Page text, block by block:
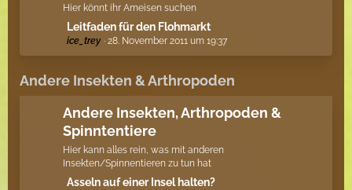
ä
g
e
z
e
i
r
ä
g
e
Hier könnt ihr Ameisen suchen
e
t
t
e
B
e
i
t
Leitfaden für den Flohmarkt
ice_trey 28. November 2011 um 19:37
Andere Insekten & Arthropoden
Andere Insekten, Arthropoden &
Spinntentiere
Hier kann alles rein, was mit anderen
Insekten/Spinnentieren zu tun hat
LAsseln auf einer Insel halten?